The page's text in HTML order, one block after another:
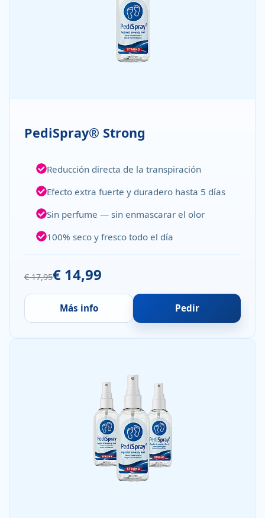
PediSpray® Strong
Reducción directa de la transpiración
Efecto extra fuerte y duradero hasta 5 días
Sin perfume — sin enmascarar el olor
100% seco y fresco todo el día
€ 17,95€ 14,99
Más info Pedir